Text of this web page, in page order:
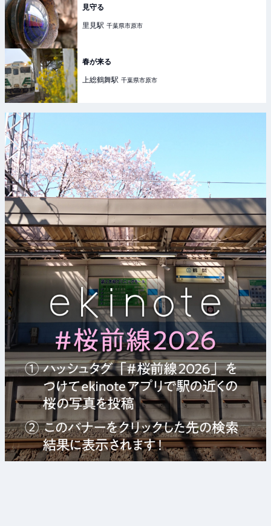
見守る
里見駅 千葉県市原市
春が来る
上総鶴舞駅 千葉県市原市